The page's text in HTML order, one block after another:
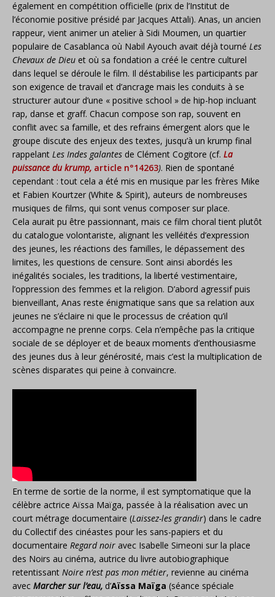
également en compétition officielle (prix de l’Institut de
l’économie positive présidé par Jacques Attali). Anas, un ancien
rappeur, vient animer un atelier à Sidi Moumen, un quartier
populaire de Casablanca où Nabil Ayouch avait déjà tourné Les
Chevaux de Dieu et où sa fondation a créé le centre culturel
dans lequel se déroule le film. Il déstabilise les participants par
son exigence de travail et d’ancrage mais les conduits à se
structurer autour d’une « positive school » de hip-hop incluant
rap, danse et graff. Chacun compose son rap, souvent en
conflit avec sa famille, et des refrains émergent alors que le
groupe discute des enjeux des textes, jusqu’à un krump final
rappelant Les Indes galantes de Clément Cogitore (cf. La
puissance du krump, article n°14263). Rien de spontané
cependant : tout cela a été mis en musique par les frères Mike
et Fabien Kourtzer (White & Spirit), auteurs de nombreuses
musiques de films, qui sont venus composer sur place.
Cela aurait pu être passionnant, mais ce film choral tient plutôt
du catalogue volontariste, alignant les velléités d’expression
des jeunes, les réactions des familles, le dépassement des
limites, les questions de censure. Sont ainsi abordés les
inégalités sociales, les traditions, la liberté vestimentaire,
l’oppression des femmes et la religion. D’abord agressif puis
bienveillant, Anas reste énigmatique sans que sa relation aux
jeunes ne s’éclaire ni que le processus de création qu’il
accompagne ne prenne corps. Cela n’empêche pas la critique
sociale de se déployer et de beaux moments d’enthousiasme
des jeunes dus à leur générosité, mais c’est la multiplication de
scènes disparates qui peine à convaincre.
En terme de sortie de la norme, il est symptomatique que la
célèbre actrice Aïssa Maïga, passée à la réalisation avec un
court métrage documentaire (Laissez-les grandir) dans le cadre
du Collectif des cinéastes pour les sans-papiers et du
documentaire Regard noir avec Isabelle Simeoni sur la place
des Noirs au cinéma, autrice du livre autobiographique
retentissant Noire n’est pas mon métier, revienne au cinéma
avec Marcher sur l’eau, d’Aïssa Maïga (séance spéciale